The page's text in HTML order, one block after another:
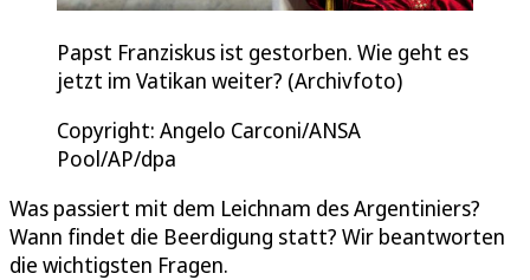
Papst Franziskus ist gestorben. Wie geht es
jetzt im Vatikan weiter? (Archivfoto)
Copyright: Angelo Carconi/ANSA
Pool/AP/dpa
Was passiert mit dem Leichnam des Argentiniers?
Wann findet die Beerdigung statt? Wir beantworten
die wichtigsten Fragen.